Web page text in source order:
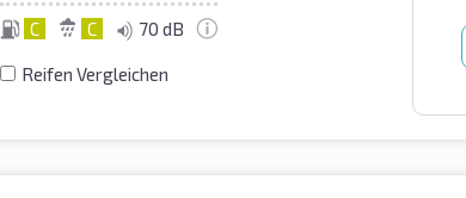
C C 70 dB
Reifen Vergleichen